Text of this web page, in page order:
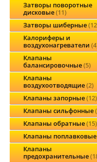
Затворы поворотные
дисковые 11
Затворы шиберные 12
Калориферы и
воздухонагреватели 4
Клапаны
балансировочные 5
Клапаны
воздухоотводящие 2
Клапаны запорные 12
Клапаны сильфонные
Клапаны обратные 15
Клапаны
Клапаны
предохранительные